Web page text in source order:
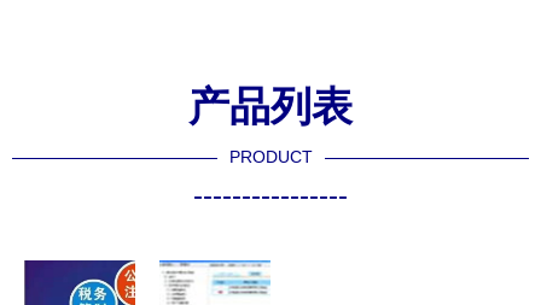
产品列表
PRODUCT
----------------